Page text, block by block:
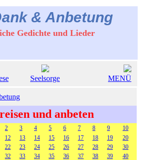
& Anbetung
Gedichte und Lieder
Seelsorge MENÜ
und anbeten
2 3 4 5 6 7 8 9
10
12 13 14 15 16 17 18 19
20
22 23 24 25 26 27 28 29
30
32 33 34 35 36 37 38 39
40